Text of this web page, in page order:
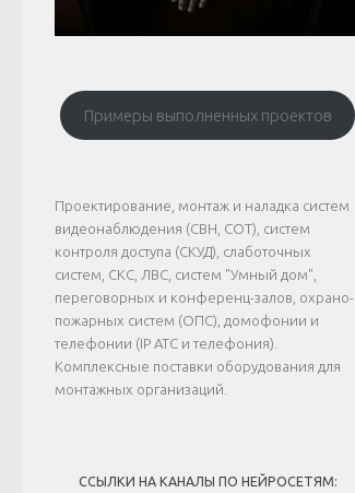
Примеры выполненных проектов
Проектирование, монтаж и наладка систем
видеонаблюдения (СВН, СОТ), систем
контроля доступа (СКУД), слаботочных
систем, СКС, ЛВС, систем "Умный дом",
переговорных и конференц-залов, охрано-
пожарных систем (ОПС), домофонии и
телефонии (IP АТС и телефония).
Комплексные поставки оборудования для
монтажных организаций.
ССЫЛКИ НА КАНАЛЫ ПО НЕЙРОСЕТЯМ: